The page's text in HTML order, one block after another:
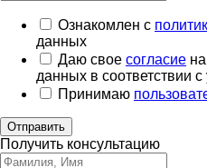
Ознакомлен с
данных
Даю свое согласие
данных в соответствии
Принимаю
Отправить
Получить консультацию